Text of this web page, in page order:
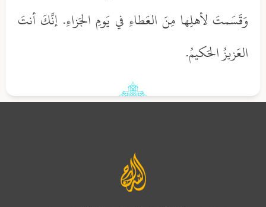
وَقَسَمتَ لأهلِها مِنَ العَطاءِ في يَومِ الجَزاءِ. إنَّكَ أنتَ
العَزيزُ الحَكيمُ.